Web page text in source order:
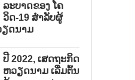
ລະບາດຂອງ ໂຄ
ວິດ-19 ສຳລັບຜູ້
ຽດນາມ
ປີ 2022, ເສດຖະກິດ
ຫວຽດນາມ ເລີ່ມຕົ້ນ